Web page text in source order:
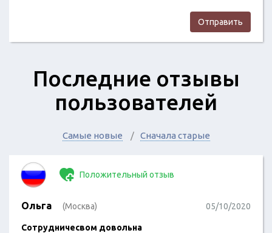
Отправить
Последние отзывы
пользователей
Самые новые Сначала старые
Положительный отзыв
Ольга (Москва) 05/10/2020
Сотрудничесвом довольна